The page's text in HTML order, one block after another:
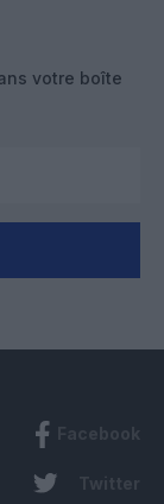
votre boîte